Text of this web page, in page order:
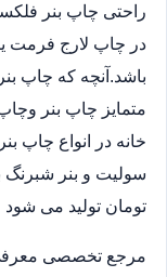
راحتی چاپ بنر
در چاپ لارج فرمت
باشد.آنچه که چاپ
متمایز چاپ بنر
تومان تولید می شود
مرجع تخصصی